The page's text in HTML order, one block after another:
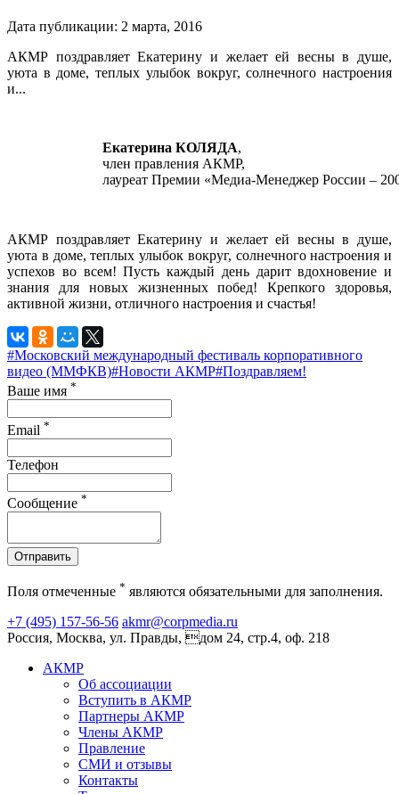
Дата публикации: 2 марта, 2016
АКМР поздравляет Екатерину и желает ей весны в душе,
уюта в доме, теплых улыбок вокруг, солнечного настроения
и...
Екатерина КОЛЯДА,
член правления АКМР,
лауреат Премии «Медиа-Менеджер России –
АКМР поздравляет Екатерину и желает ей весны в душе,
уюта в доме, теплых улыбок вокруг, солнечного настроения и
успехов во всем! Пусть каждый день дарит вдохновение и
знания для новых жизненных побед! Крепкого здоровья,
активной жизни, отличного настроения и счастья!
#Московский международный фестиваль корпоративного
видео (ММФКВ)#Новости АКМР#Поздравляем!
Ваше имя *
Email *
Телефон
Сообщение *
Отправить
Поля отмеченные * являются обязательными для заполнения.
+7 (495) 157-56-56 akmr@corpmedia.ru
Россия, Москва, ул. Правды, дом 24, стр.4, оф. 218
АКМР
Об ассоциации
Вступить в АКМР
Партнеры АКМР
Члены АКМР
Правление
СМИ и отзывы
Контакты